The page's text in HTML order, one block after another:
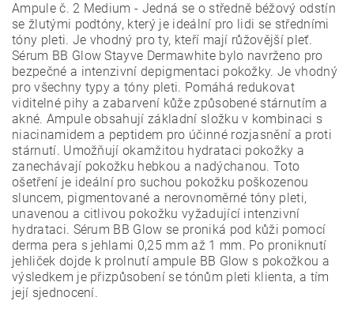
Ampule č. 2 Medium - Jedná se o středně béžový odstín
se žlutými podtóny, který je ideální pro lidi se středními
tóny pleti. Je vhodný pro ty, kteří mají růžovější pleť.
Sérum BB Glow Stayve Dermawhite bylo navrženo pro
bezpečné a intenzivní depigmentaci pokožky. Je vhodný
pro všechny typy a tóny pleti. Pomáhá redukovat
viditelné pihy a zabarvení kůže způsobené stárnutím a
akné. Ampule obsahují základní složku v kombinaci s
niacinamidem a peptidem pro účinné rozjasnění a proti
stárnutí. Umožňují okamžitou hydrataci pokožky a
zanechávají pokožku hebkou a nadýchanou. Toto
ošetření je ideální pro suchou pokožku poškozenou
sluncem, pigmentované a nerovnoměrné tóny pleti,
unavenou a citlivou pokožku vyžadující intenzivní
hydrataci. Sérum BB Glow se proniká pod kůži pomocí
derma pera s jehlami 0,25 mm až 1 mm. Po proniknutí
jehliček dojde k prolnutí ampule BB Glow s pokožkou a
výsledkem je přizpůsobení se tónům pleti klienta, a tím
její sjednocení.